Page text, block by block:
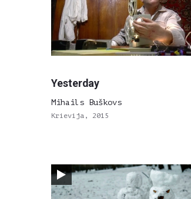
Yesterday
Mihails Buškovs
Krievija, 2015